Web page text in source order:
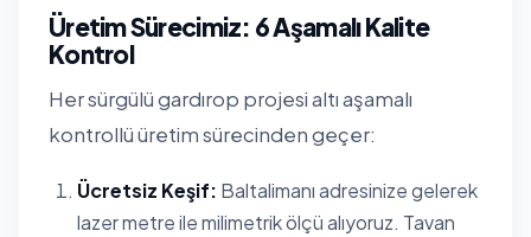
Üretim Sürecimiz: 6 Aşamalı Kalite
Kontrol
Her sürgülü gardırop projesi altı aşamalı
kontrollü üretim sürecinden geçer:
Ücretsiz Keşif: Baltalimanı adresinize gelerek
lazer metre ile milimetrik ölçü alıyoruz. Tavan